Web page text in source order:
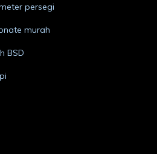
persegi
murah
BSD